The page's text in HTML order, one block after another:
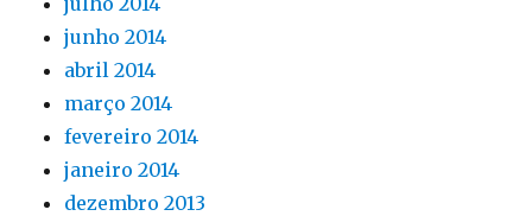
junho 2014
abril 2014
março 2014
fevereiro 2014
janeiro 2014
dezembro 2013